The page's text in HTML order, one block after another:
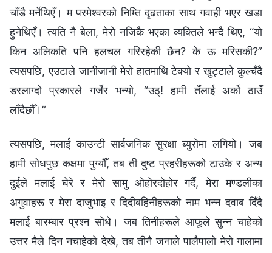
चाँडै मर्नेथिएँ। म परमेश्‍वरको निम्ति दृढताका साथ गवाही भएर खडा
हुनेथिएँ। त्यति नै बेला, मेरो नजिकै भएका व्यक्तिले भन्दै थिए, “यो
किन अलिकति पनि हलचल गरिरहेकी छैन? के ऊ मरिसकी?”
त्यसपछि, एउटाले जानीजानी मेरो हातमाथि टेक्यो र खुट्टाले कुल्चँदै
डरलाग्दो प्रकारले गर्जेर भन्यो, “उठ्! हामी तँलाई अर्को ठाउँ
लाँदैछौँ।”
त्यसपछि, मलाई काउन्टी सार्वजनिक सुरक्षा ब्युरोमा लगियो। जब
हामी सोधपुछ कक्षमा पुग्यौँ, तब ती दुष्ट प्रहरीहरूको टाउके र अन्य
दुईले मलाई घेरे र मेरो सामु ओहोरदोहोर गर्दै, मेरा मण्डलीका
अगुवाहरू र मेरा दाजुभाइ र दिदीबहिनीहरूको नाम भन्‍न दवाब दिँदै
मलाई बारम्बार प्रश्‍न सोधे। जब तिनीहरूले आफूले सुन्‍न चाहेको
उत्तर मैले दिन नचाहेको देखे, तब तीनै जनाले पालैपालो मेरो गालामा